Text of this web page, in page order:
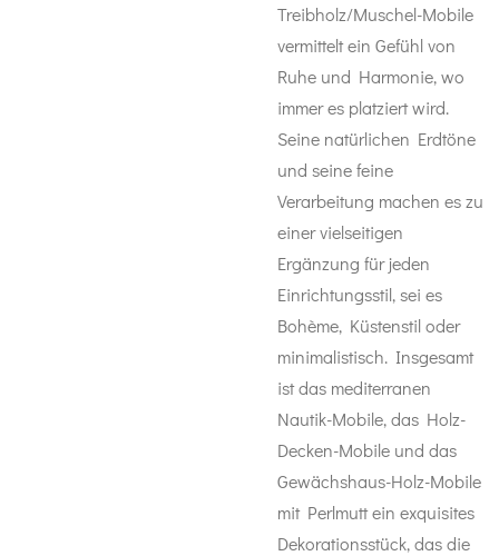
Treibholz/Muschel-Mobile
vermittelt ein Gefühl von
Ruhe und Harmonie, wo
immer es platziert wird.
Seine natürlichen Erdtöne
und seine feine
Verarbeitung machen es zu
einer vielseitigen
Ergänzung für jeden
Einrichtungsstil, sei es
Bohème, Küstenstil oder
minimalistisch. Insgesamt
ist das mediterranen
Nautik-Mobile, das Holz-
Decken-Mobile und das
Gewächshaus-Holz-Mobile
mit Perlmutt ein exquisites
Dekorationsstück, das die